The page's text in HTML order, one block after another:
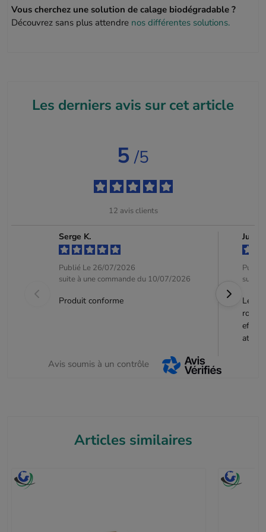
Vous cherchez une solution de calage biodégradable ?
Découvrez sans plus attendre nos différentes solutions.
Les derniers avis sur cet article
5 /5
12 avis clients
Serge K.
Publié Le 26/07/2026
suite à une commande du 10/07/2026
Produit conforme
suite
Les
Avis soumis à un contrôle
Articles similaires